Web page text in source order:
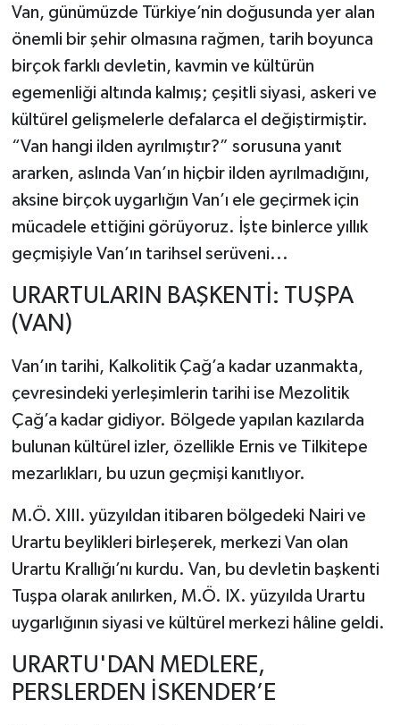
Van, günümüzde Türkiye’nin doğusunda yer alan
önemli bir şehir olmasına rağmen, tarih boyunca
birçok farklı devletin, kavmin ve kültürün
egemenliği altında kalmış; çeşitli siyasi, askeri ve
kültürel gelişmelerle defalarca el değiştirmiştir.
“Van hangi ilden ayrılmıştır?” sorusuna yanıt
ararken, aslında Van’ın hiçbir ilden ayrılmadığını,
aksine birçok uygarlığın Van’ı ele geçirmek için
mücadele ettiğini görüyoruz. İşte binlerce yıllık
geçmişiyle Van’ın tarihsel serüveni...
URARTULARIN BAŞKENTİ: TUŞPA
(VAN)
Van’ın tarihi, Kalkolitik Çağ’a kadar uzanmakta,
çevresindeki yerleşimlerin tarihi ise Mezolitik
Çağ’a kadar gidiyor. Bölgede yapılan kazılarda
bulunan kültürel izler, özellikle Ernis ve Tilkitepe
mezarlıkları, bu uzun geçmişi kanıtlıyor.
M.Ö. XIII. yüzyıldan itibaren bölgedeki Nairi ve
Urartu beylikleri birleşerek, merkezi Van olan
Urartu Krallığı’nı kurdu. Van, bu devletin başkenti
Tuşpa olarak anılırken, M.Ö. IX. yüzyılda Urartu
uygarlığının siyasi ve kültürel merkezi hâline geldi.
URARTU'DAN MEDLERE,
PERSLERDEN İSKENDER’E